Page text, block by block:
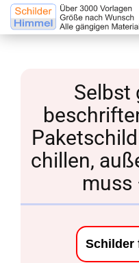
Selbst
chillen,
muss
Schilder